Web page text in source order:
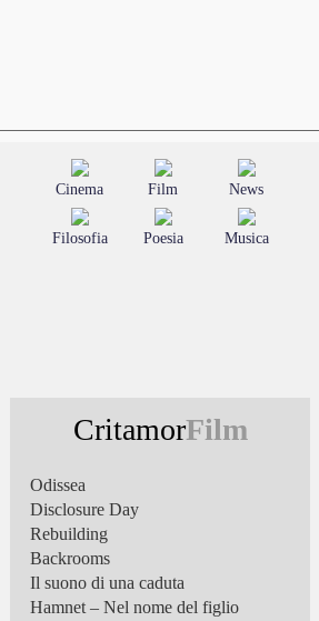
Cinema Film News
Filosofia Poesia Musica
CritamorFilm
Odissea
Disclosure Day
Rebuilding
Backrooms
Il suono di una caduta
Hamnet – Nel nome del figlio